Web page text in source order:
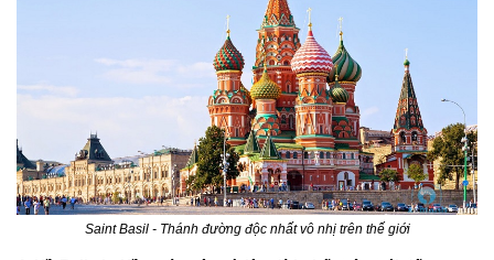
Saint Basil - Thánh đường độc nhất vô nhị trên thế giới